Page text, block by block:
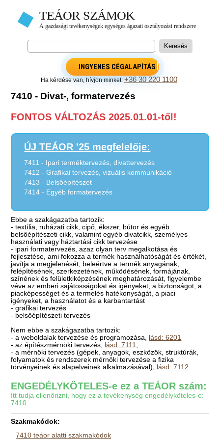
INGYENES CÉGALAPÍTÁS
Ha kérdése van, hívjon minket:+36 30 220 1100
7410 - Divat-, formatervezés
FONTOS VÁLTOZÁS 2025.01.01-től!
ÚJ TEÁOR '25 megfelelője:
7411 - Ipari terméktervezés, divattervezés
7412 - Grafikai tervezés, vizuális kommunikáció
7413 - Belsőépítészet
7414 - Egyéb formatervezés
Ebbe a szakágazatba tartozik:
- textília, ruházati cikk, cipő, ékszer, bútor és egyéb
belsőépítészeti cikk, valamint egyéb divatcikk, személyes
használati vagy háztartási cikk tervezése
- ipari formatervezés, azaz olyan terv megalkotása és
fejlesztése, ami fokozza a termék használhatóságát és értékét,
javítja a megjelenését, beleértve a termék anyagának,
felépítésének, szerkezetének, működésének, formájának,
színének és felületkiképzésének meghatározását, figyelembe
véve az emberi sajátosságokat és igényeket, a biztonságot, a
piacképességet és a termelés hatékonyságát, a piaci
igényeket, a használatot és a karbantartást
- grafikai tervezés
- belsőépítészeti tervezés
Nem ebbe a szakágazatba tartozik:
- a weboldalak tervezése és programozása, lásd: 6201
- az építészmérnöki tervezés, lásd: 7111
- a mérnöki tervezés (gépek, anyagok, eszközök, struktúrák,
folyamatok és rendszerek mérnöki tervezése a fizika
törvényeinek és alapelveinek alkalmazásával), lásd: 7112
ENGEDÉLYKÖTELES-e ez a TEÁOR szám:
Itt tudja ellenőrizni, hogy ez a tevékenység engedélyköteles-e:
7410
Szakmakódok:
7410 teáor alatti szakmakódok